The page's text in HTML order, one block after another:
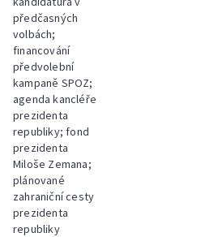
předčasných
volbách;
financování
předvolební
kampaně SPOZ;
agenda kancléře
prezidenta
republiky; fond
prezidenta
Miloše Zemana;
plánované
zahraniční cesty
prezidenta
republiky